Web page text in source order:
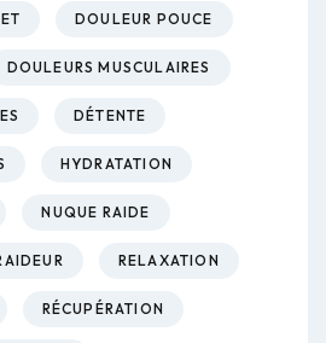
DOULEUR POUCE
DOULEURS MUSCULAIRES
DÉTENTE
HYDRATATION
NUQUE RAIDE
RELAXATION
RÉCUPÉRATION